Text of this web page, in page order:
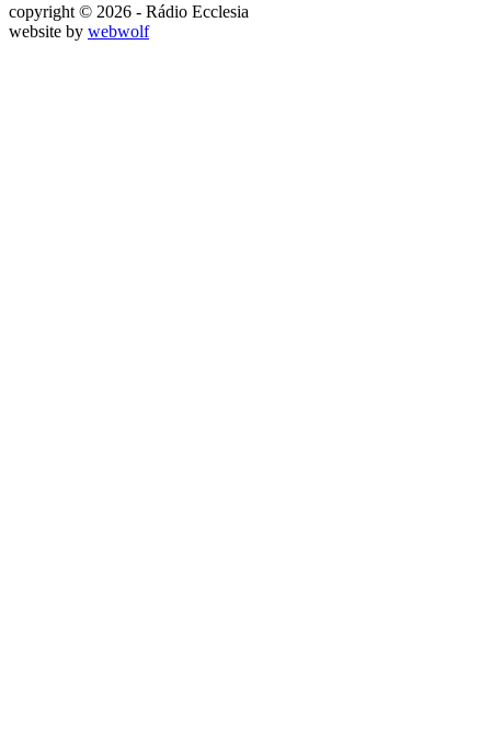
copyright © 2026 - Rádio Ecclesia
website by webwolf